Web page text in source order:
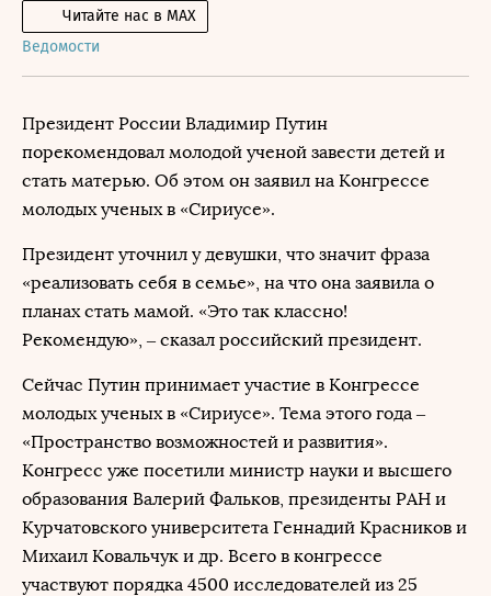
Ведомости
Читайте нас в MAX
Президент России Владимир Путин
порекомендовал молодой ученой завести детей и
стать матерью. Об этом он заявил на Конгрессе
молодых ученых в «Сириусе».
Президент уточнил у девушки, что значит фраза
«реализовать себя в семье», на что она заявила о
планах стать мамой. «Это так классно!
Рекомендую», – сказал российский президент.
Сейчас Путин принимает участие в Конгрессе
молодых ученых в «Сириусе». Тема этого года –
«Пространство возможностей и развития».
Конгресс уже посетили министр науки и высшего
образования Валерий Фальков, президенты РАН и
Курчатовского университета Геннадий Красников и
Михаил Ковальчук и др. Всего в конгрессе
участвуют порядка 4500 исследователей из 25